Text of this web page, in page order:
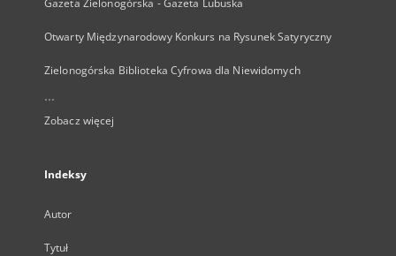
Gazeta Zielonogórska - Gazeta Lubuska
Otwarty Międzynarodowy Konkurs na Rysunek Satyryczny
Zielonogórska Biblioteka Cyfrowa dla Niewidomych
...
Zobacz więcej
Indeksy
Autor
Tytuł